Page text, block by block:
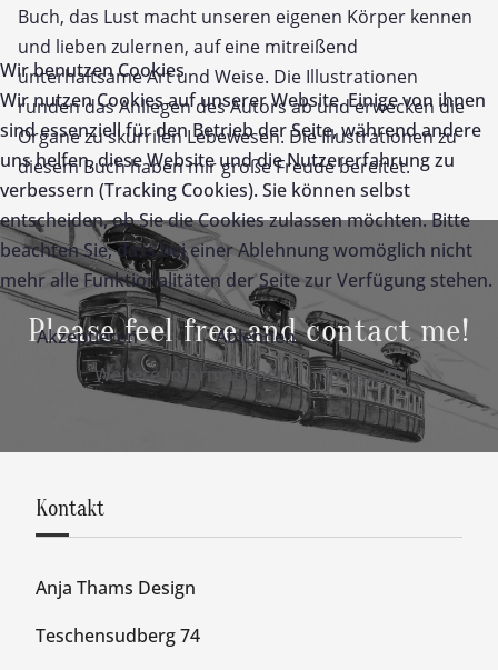
Buch, das Lust macht unseren eigenen Körper kennen
und lieben zulernen, auf eine mitreißend
unterhaltsame Art und Weise. Die Illustrationen
runden das Anliegen des Autors ab und erwecken die
Organe zu skurrilen Lebewesen. Die Illustrationen zu
diesem Buch haben mir große Freude bereitet.
Please feel free and contact me!
Kontakt
Anja Thams Design
Teschensudberg 74
Wir benutzen Cookies
Wir nutzen Cookies auf unserer Website. Einige von ihnen
sind essenziell für den Betrieb der Seite, während andere
uns helfen, diese Website und die Nutzererfahrung zu
verbessern (Tracking Cookies). Sie können selbst
entscheiden, ob Sie die Cookies zulassen möchten. Bitte
beachten Sie, dass bei einer Ablehnung womöglich nicht
mehr alle Funktionalitäten der Seite zur Verfügung stehen.
Akzeptieren
Ablehnen
Weitere Informationen|Impressum